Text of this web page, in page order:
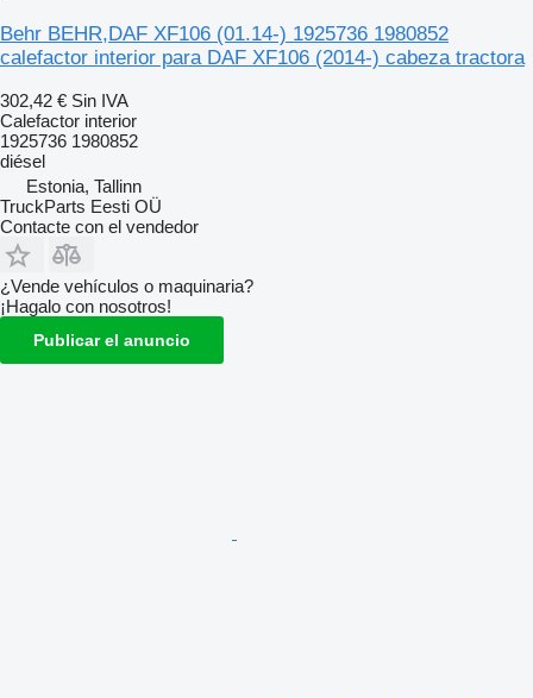
Behr BEHR,DAF XF106 (01.14-) 1925736 1980852
calefactor interior para DAF XF106 (2014-) cabeza tractora
302,42 € Sin IVA
Calefactor interior
1925736 1980852
diésel
Estonia, Tallinn
TruckParts Eesti OÜ
Contacte con el vendedor
¿Vende vehículos o maquinaria?
¡Hagalo con nosotros!
Publicar el anuncio